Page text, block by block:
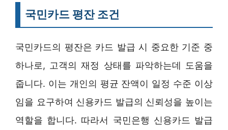
국민카드 평잔 조건
국민카드의 평잔은 카드 발급 시 중요한 기준 중
하나로, 고객의 재정 상태를 파악하는데 도움을
줍니다. 이는 개인의 평균 잔액이 일정 수준 이상
임을 요구하여 신용카드 발급의 신뢰성을 높이는
역할을 합니다. 따라서 국민은행 신용카드 발급